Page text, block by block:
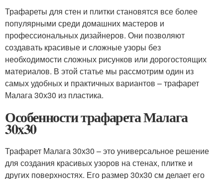
Трафареты для стен и плитки становятся все более
популярными среди домашних мастеров и
профессиональных дизайнеров. Они позволяют
создавать красивые и сложные узоры без
необходимости сложных рисунков или дорогостоящих
материалов. В этой статье мы рассмотрим один из
самых удобных и практичных вариантов – трафарет
Малага 30х30 из пластика.
Особенности трафарета Малага
30х30
Трафарет Малага 30х30 – это универсальное решение
для создания красивых узоров на стенах, плитке и
других поверхностях. Его размер 30х30 см делает его